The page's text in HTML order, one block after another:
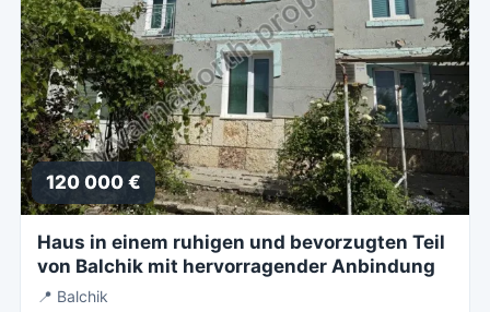
120 000 €
Haus in einem ruhigen und bevorzugten Teil
von Balchik mit hervorragender Anbindung
📍 Balchik